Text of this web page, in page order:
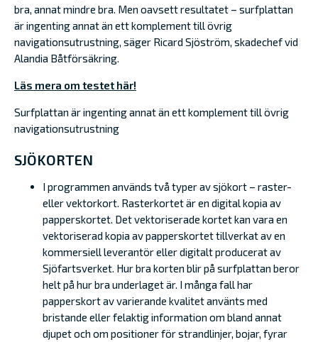
bra, annat mindre bra. Men oavsett resultatet – surfplattan
är ingenting annat än ett komplement till övrig
navigationsutrustning, säger Ricard Sjöström, skadechef vid
Alandia Båtförsäkring.
Läs mera om testet här!
Surfplattan är ingenting annat än ett komplement till övrig
navigationsutrustning
SJÖKORTEN
I programmen används två typer av sjökort – raster-
eller vektorkort. Rasterkortet är en digital kopia av
papperskortet. Det vektoriserade kortet kan vara en
vektoriserad kopia av papperskortet tillverkat av en
kommersiell leverantör eller digitalt producerat av
Sjöfartsverket. Hur bra korten blir på surfplattan beror
helt på hur bra underlaget är. I många fall har
papperskort av varierande kvalitet använts med
bristande eller felaktig information om bland annat
djupet och om positioner för strandlinjer, bojar, fyrar